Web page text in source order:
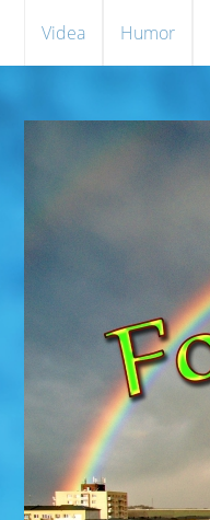
Videa Humor